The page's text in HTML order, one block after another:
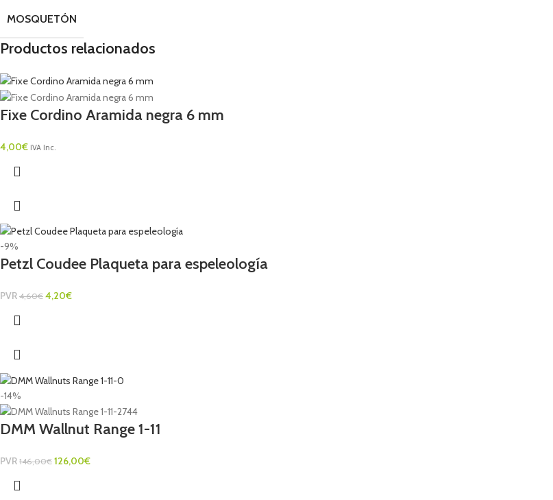
MOSQUETÓN
Productos relacionados
Fixe Cordino Aramida negra 6 mm
4,00€ IVA Inc.
-9%
Petzl Coudee Plaqueta para espeleología
PVR 4,60€ 4,20€
-14%
DMM Wallnut Range 1-11
PVR 146,00€ 126,00€